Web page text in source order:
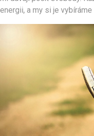
energii, a my si je